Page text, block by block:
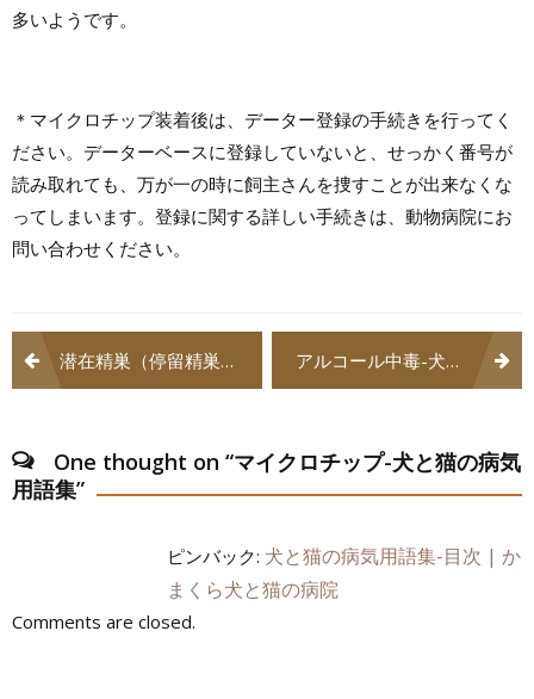
多いようです。
＊マイクロチップ装着後は、データー登録の手続きを行ってく
ださい。データーベースに登録していないと、せっかく番号が
読み取れても、万が一の時に飼主さんを捜すことが出来なくな
ってしまいます。登録に関する詳しい手続きは、動物病院にお
問い合わせください。
投
稿
ナ
ビ
シ
潜在精巣（停留精巣、陰睾）-犬と猫の病気用語集 アルコール中毒-犬と猫の病気用語集
One thought on “マイクロチップ-犬と猫の病気
用語集”
ピンバック: 犬と猫の病気用語集-目次 | か
まくら犬と猫の病院
Comments are closed.